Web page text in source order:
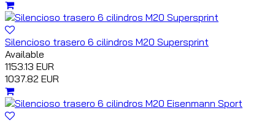
Silencioso trasero 6 cilindros M20 Supersprint
Available
1153.13 EUR
1037.82 EUR